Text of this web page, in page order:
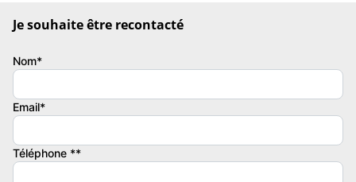
Annexes :
Type de bateau
Pneumatique - Semi-rigide
Je souhaite être recontacté
Nom*
Email*
Téléphone **